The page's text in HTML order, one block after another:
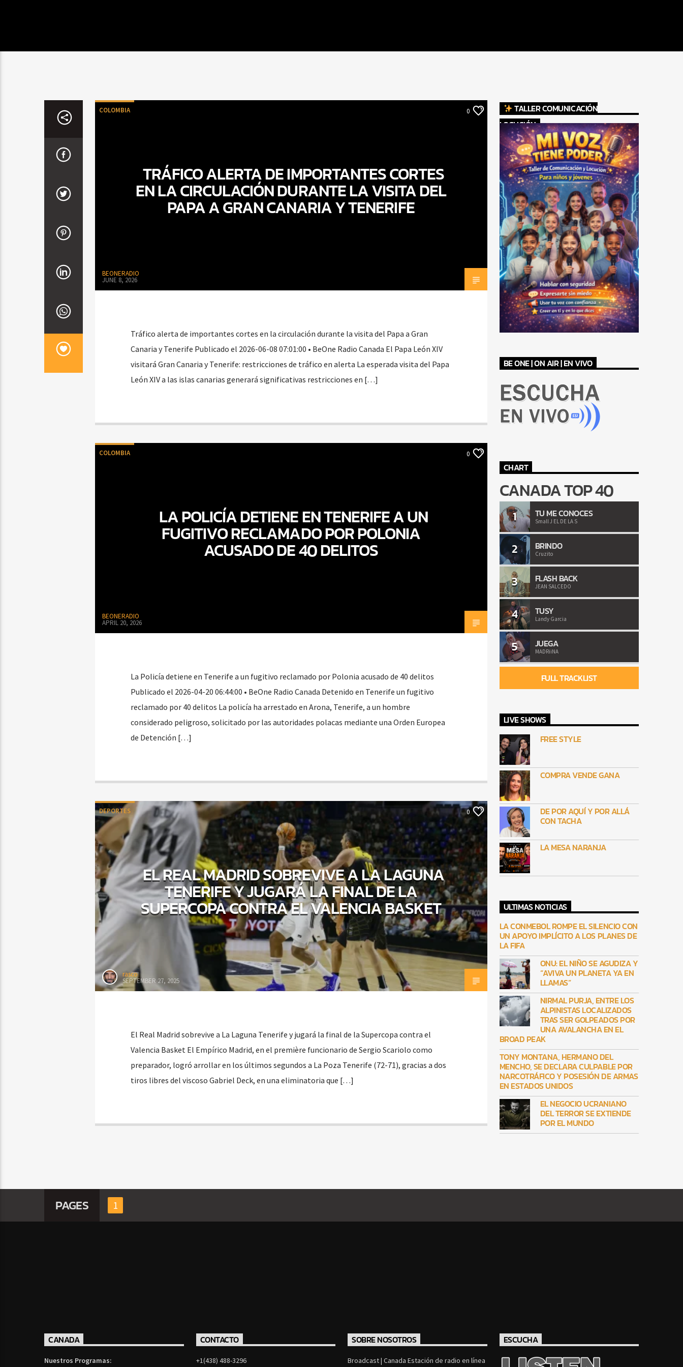
COLOMBIA 0
TRÁFICO ALERTA DE IMPORTANTES CORTES
EN LA CIRCULACIÓN DURANTE LA VISITA DEL
PAPA A GRAN CANARIA Y TENERIFE
BEONERADIO
JUNE 8, 2026
Tráfico alerta de importantes cortes en la circulación durante la visita del Papa a Gran
Canaria y Tenerife Publicado el 2026-06-08 07:01:00 • BeOne Radio Canada El Papa León XIV
visitará Gran Canaria y Tenerife: restricciones de tráfico en alerta La esperada visita del Papa
León XIV a las islas canarias generará significativas restricciones en […]
COLOMBIA 0
LA POLICÍA DETIENE EN TENERIFE A UN
FUGITIVO RECLAMADO POR POLONIA
ACUSADO DE 40 DELITOS
BEONERADIO
APRIL 20, 2026
La Policía detiene en Tenerife a un fugitivo reclamado por Polonia acusado de 40 delitos
Publicado el 2026-04-20 06:44:00 • BeOne Radio Canada Detenido en Tenerife un fugitivo
reclamado por 40 delitos La policía ha arrestado en Arona, Tenerife, a un hombre
considerado peligroso, solicitado por las autoridades polacas mediante una Orden Europea
de Detención […]
DEPORTES 0
EL REAL MADRID SOBREVIVE A LA LAGUNA
TENERIFE Y JUGARÁ LA FINAL DE LA
SUPERCOPA CONTRA EL VALENCIA BASKET
rasco
SEPTEMBER 27, 2025
El Real Madrid sobrevive a La Laguna Tenerife y jugará la final de la Supercopa contra el
Valencia Basket El Empírico Madrid, en el première funcionario de Sergio Scariolo como
preparador, logró arrollar en los últimos segundos a La Poza Tenerife (72-71), gracias a dos
tiros libres del viscoso Gabriel Deck, en una eliminatoria que […]
TALLER COMUNICACIÓN
LOCUCIÓN
BE ONE | ON AIR | EN VIVO
CHART
CANADA TOP 40
1 TU ME CONOCES
Small J EL DE LA S
2 BRINDO
Cruzito
3 FLASH BACK
JEAN SALCEDO
4 TUSY
Landy Garcia
5 JUEGA
MADRiiNA
FULL TRACKLIST
LIVE SHOWS
FREE STYLE
COMPRA VENDE GANA
DE POR AQUÍ Y POR ALLÁ
CON TACHA
LA MESA NARANJA
ULTIMAS NOTICIAS
LA CONMEBOL ROMPE EL SILENCIO CON
UN APOYO IMPLÍCITO A LOS PLANES DE
LA FIFA
ONU: EL NIÑO SE AGUDIZA Y
“AVIVA UN PLANETA YA EN
LLAMAS”
NIRMAL PURJA, ENTRE LOS
ALPINISTAS LOCALIZADOS
TRAS SER GOLPEADOS POR
UNA AVALANCHA EN EL
BROAD PEAK
TONY MONTANA, HERMANO DEL
MENCHO, SE DECLARA CULPABLE POR
NARCOTRÁFICO Y POSESIÓN DE ARMAS
EN ESTADOS UNIDOS
EL NEGOCIO UCRANIANO
DEL TERROR SE EXTIENDE
POR EL MUNDO
PAGES 1
CANADA
Nuestros Programas:
CONTACTO
+1(438) 488-3296
SOBRE NOSOTROS
Broadcast | Canada Estación de radio en línea
ESCUCHA